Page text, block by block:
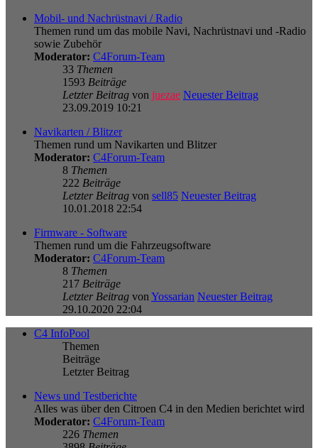
Mobil- und Nachrüstnavi / Radio
Themen rund um das mobile Navi, Nachrüstnavi und -Radio
sowie Zubehör
Moderator: C4Forum-Team
33 Themen
1593 Beiträge
Letzter Beitrag von juezae Neuester Beitrag
23.09.2019 10:21
Navikarten / Blitzer
Themen rund um Navikarten und Blitzer
Moderator: C4Forum-Team
8 Themen
222 Beiträge
Letzter Beitrag von sell85 Neuester Beitrag
10.01.2018 22:54
Firmware - Software
Themen rund um die Fahrzeugsoftware
Moderator: C4Forum-Team
8 Themen
217 Beiträge
Letzter Beitrag von Yossarian Neuester Beitrag
29.10.2020 22:04
C4 InfoPool
Themen
Beiträge
Letzter Beitrag
News und Testberichte
Alles was über den Citroen C4 in den Medien berichtet wird
Moderator: C4Forum-Team
226 Themen